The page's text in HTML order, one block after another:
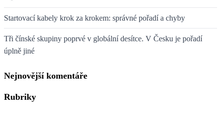
Startovací kabely krok za krokem: správné pořadí a chyby
Tři čínské skupiny poprvé v globální desítce. V Česku je pořadí
úplně jiné
Nejnovější komentáře
Rubriky